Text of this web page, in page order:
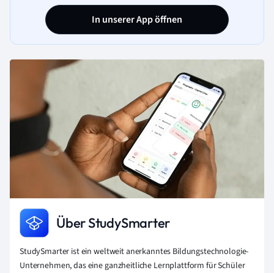
D. Die rechtlichen Aspekte der Elternzeit im
Zivilrecht beziehen sich auf das
Verkehrsrecht und das Umweltrecht,
inklusive Verkehrssicherheit und
Umweltschutz.
In unserer App öffnen
Über StudySmarter
StudySmarter ist ein weltweit anerkanntes Bildungstechnologie-
Unternehmen, das eine ganzheitliche Lernplattform für Schüler